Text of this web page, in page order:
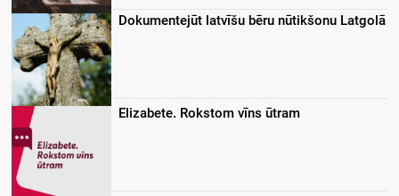
Dokumentejūt latvīšu bēru nūtikšonu Latgolā
Elizabete. Rokstom vīns ūtram